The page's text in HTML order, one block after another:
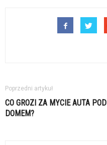
Poprzedni artykuł
CO GROZI ZA MYCIE AUTA POD
DOMEM?